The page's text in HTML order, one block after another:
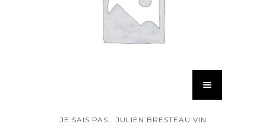
JE SAIS PAS… JULIEN BRESTEAU VIN